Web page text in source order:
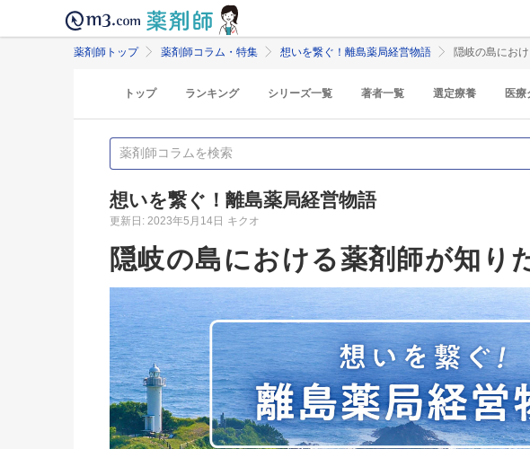
薬剤師トップ 薬剤師コラム・特集 想いを繋ぐ！離島薬局経営物語 隠岐の島にお
トップ ランキング シリーズ一覧 著者一覧 選定療養 医療
想いを繋ぐ！離島薬局経営物語
更新日: 2023年5月14日 キクオ
隠岐の島における薬剤師が知り